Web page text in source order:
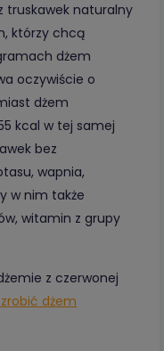
truskawek naturalny
którzy chcą
dżem
oczywiście o
dżem
kcal w tej samej
bez
wapnia,
w nim także
witamin z grupy
z czerwonej
dżem